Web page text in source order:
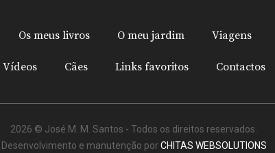
Os meus livros O meu jardim Viagens
Vídeos Cães Links favoritos Contactos
2026 © José M. M. Santos - Todos os direitos reservados.
Desenvolvimento e manutenção porCHITAS WEBSOLUTIONS